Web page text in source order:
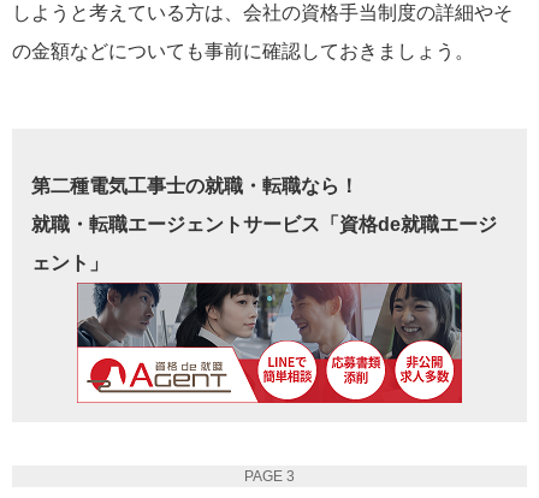
しようと考えている方は、会社の資格手当制度の詳細やそ
の金額などについても事前に確認しておきましょう。
第二種電気工事士の就職・転職なら！
就職・転職エージェントサービス「資格de就職エージ
ェント」
PAGE 3